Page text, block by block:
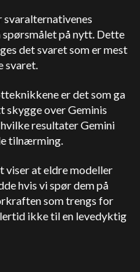
svaralternativenes
spørsmålet på nytt. Dette
det svaret som er mest
svaret.
er det som ga
over Geminis
resultater Gemini
tilnærming.
viser at eldre modeller
hvis vi spør dem på
som trengs for
ikke til en levedyktig